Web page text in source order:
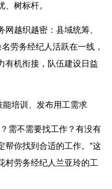
树标杆。
越织越密：县域统筹、
劳务经纪人活跃在一线，
有机衔接，队伍建设日益
能培训、发布用工需求
需不需要找工作？有没有
你找到合适的工作。”这
村劳务经纪人兰亚玲的工